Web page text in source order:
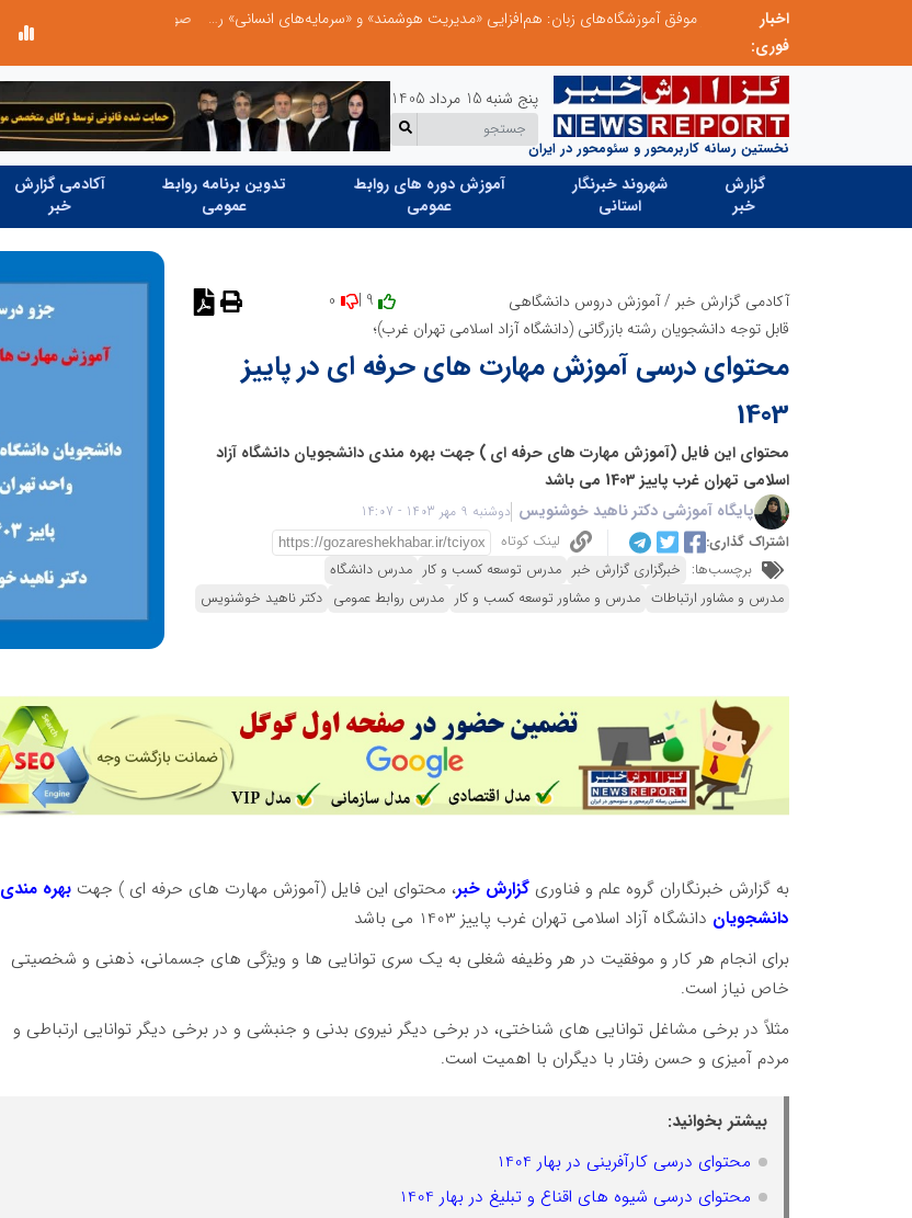
اخبار
فوری:
صورت‌های مالی سال ۱۴۰۴ کالبر در بوته رأی؛ پخش آنلاین مجمع برای سهامداران در سراسر کشور
نخستین رسانه کاربرمحور و سئومحور در ایران
پنج شنبه 15 مرداد 1405
گزارش
خبر
شهروند خبرنگار
استانی
آموزش دوره های روابط
عمومی
تدوین برنامه روابط
عمومی
آکادمی گزارش
خبر
آکادمی گزارش خبر / آموزش دروس دانشگاهی
قابل توجه دانشجویان رشته بازرگانی (دانشگاه آزاد اسلامی تهران غرب)؛
محتوای درسی آموزش مهارت های حرفه ای در پاییز
1403
محتوای این فایل (آموزش مهارت های حرفه ای ) جهت بهره مندی دانشجویان دانشگاه آزاد
اسلامی تهران غرب پاییز 1403 می باشد
پایگاه آموزشی دکتر ناهید خوشنویس دوشنبه 9 مهر 1403 - 14:07
اشتراک گذاری:
لینک کوتاه
برچسب‌ها: خبرگزاری گزارش خبر مدرس توسعه کسب و کار مدرس دانشگاه
مدرس و مشاور ارتباطات مدرس و مشاور توسعه کسب و کار مدرس روابط عمومی دکتر ناهید خوشنویس
به گزارش خبرنگاران گروه علم و فناوری گزارش خبر، محتوای این فایل (آموزش مهارت های حرفه ای ) جهتبهره مندی
دانشجویان دانشگاه آزاد اسلامی تهران غرب پاییز 1403 می باشد
برای انجام هر کار و موفقیت در هر وظیفه شغلی به یک سری توانایی ها و ویژگی های جسمانی، ذهنی و شخصیتی
خاص نیاز است.
مثلاً در برخی مشاغل توانایی های شناختی، در برخی دیگر نیروی بدنی و جنبشی و در برخی دیگر توانایی ارتباطی و
مردم آمیزی و حسن رفتار با دیگران با اهمیت است.
بیشتر بخوانید:
محتوای درسی کارآفرینی در بهار 1404
محتوای درسی شیوه های اقناع و تبلیغ در بهار 1404